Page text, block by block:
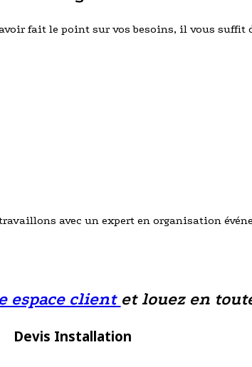
fait le point sur vos besoins, il vous suffit
avec un expert en organisation
espace client et louez en
Devis Installation